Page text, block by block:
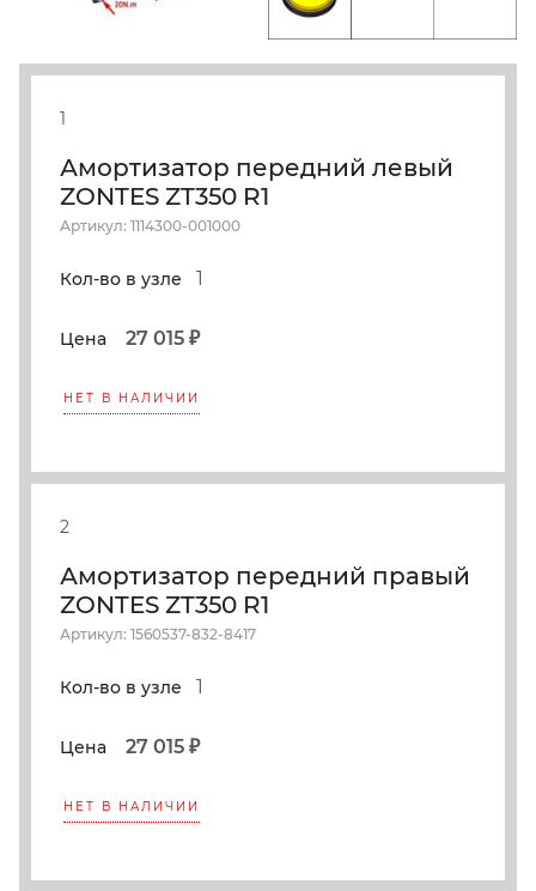
1
Амортизатор передний левый
ZONTES ZT350 R1
Артикул: 1114300-001000
Кол-во в узле 1
Цена 27 015 ₽
НЕТ В НАЛИЧИИ
2
Амортизатор передний правый
ZONTES ZT350 R1
Артикул: 1560537-832-8417
Кол-во в узле 1
Цена 27 015 ₽
НЕТ В НАЛИЧИИ